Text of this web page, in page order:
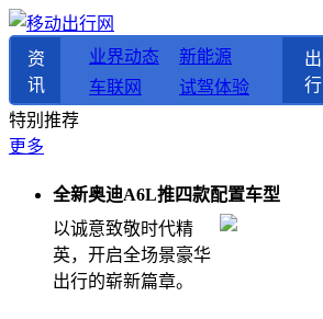
资
讯
业界动态
新能源
车联网
试驾体验
出
行
特别推荐
更多
全新奥迪A6L推四款配置车型
以诚意致敬时代精
英，开启全场景豪华
出行的崭新篇章。